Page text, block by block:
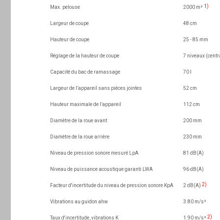
Max. pelouse 2000 m² 1)
Largeur de coupe 48 cm
Hauteur de coupe 25 - 85 mm
Réglage de la hauteur de coupe 7 niveaux
Capacité du bac de ramassage 70 l
Largeur de l’appareil sans pièces jointes 52 cm
Hauteur maximale de l’appareil 112 cm
Diamètre de la roue avant 200 mm
Diamètre de la roue arrière 230 mm
Niveau de pression sonore mesuré LpA 81 dB(A)
Niveau de puissance acoustique garanti LWA 96 dB(A)
Facteur d'incertitude du niveau de pression sonore KpA 2 dB(A) 2)
Vibrations au guidon ahw 3.80 m/s²
Taux d'incertitude, vibrations K 1.90 m/s² 2)